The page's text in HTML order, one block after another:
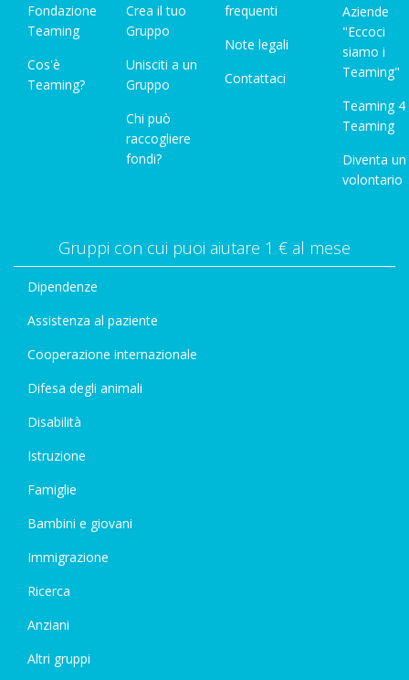
Fondazione
Teaming
Cos'è
Teaming?
Crea il tuo
Gruppo
Unisciti a un
Gruppo
Chi può
raccogliere
fondi?
frequenti
Note legali
Contattaci
Aziende
"Eccoci
siamo i
Teaming"
Teaming 4
Teaming
Diventa un
volontario
Gruppi con cui puoi aiutare 1 € al mese
Dipendenze
Assistenza al paziente
Cooperazione internazionale
Difesa degli animali
Disabilità
Istruzione
Famiglie
Bambini e giovani
Immigrazione
Ricerca
Anziani
Altri gruppi